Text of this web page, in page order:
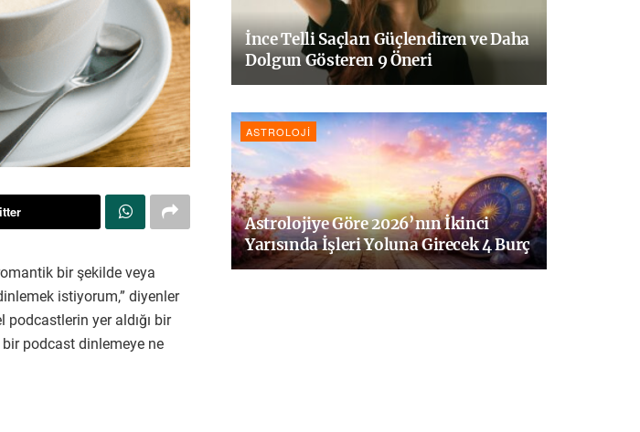
bir şekilde veya
istiyorum,” diyenler
yer aldığı bir
podcast dinlemeye ne
İnce Telli Saçları Güçlendiren ve Daha
Dolgun Gösteren 9 Öneri
ASTROLOJI
Astrolojiye Göre 2026’nın İkinci
Yarısında İşleri Yoluna Girecek 4 Burç